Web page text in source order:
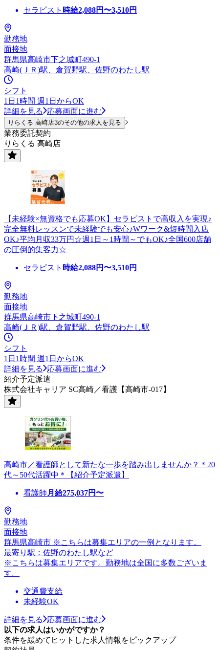
セラピスト 時給2,088円〜3,510円
勤務地
面接地
群馬県高崎市下之城町490-1
高崎(ＪＲ)駅、倉賀野駅、佐野のわたし駅
シフト
1日1時間 週1日からOK
詳細を見る
応募画面に進む
りらくる 高崎店3のその他の求人を見る
業務委託契約
りらくる 高崎店
【未経験×無資格でも応募OK】セラピストで高収入を実現♪
完全無料レッスンで未経験でも安心♪Wワーク&短時間入店
OK♪平均月収33万円☆週1日～1時間～でもOK♪全国600店舗
の圧倒的集客力☆
セラピスト 時給2,088円〜3,510円
勤務地
面接地
群馬県高崎市下之城町490-1
高崎(ＪＲ)駅、倉賀野駅、佐野のわたし駅
シフト
1日1時間 週1日からOK
詳細を見る
応募画面に進む
紹介予定派遣
株式会社キャリア SC高崎／看護【高崎市-017】
高崎市／看護師として新たな一歩を踏み出しませんか？＊20
代～50代活躍中＊【紹介予定派遣】
看護師 月給275,037円〜
勤務地
面接地
群馬県高崎市 ※こちらは募集エリアの一例となります。
最寄り駅：佐野のわたし駅など
※こちらは募集エリアです。勤務地は全国に多数ございま
す。
交通費支給
未経験OK
詳細を見る
応募画面に進む
以下の求人はいかがですか？
条件を緩めてヒットした求人情報をピックアップ